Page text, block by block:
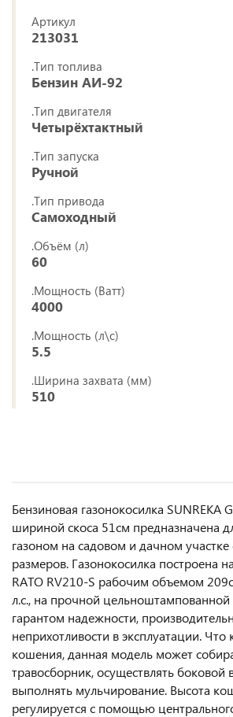
Артикул
213031
.Тип топлива
Бензин АИ-92
.Тип двигателя
Четырёхтактный
.Тип запуска
Ручной
.Тип привода
Самоходный
.Объём (л)
60
.Мощность (Ватт)
4000
.Мощность (л\с)
5.5
.Ширина захвата (мм)
510
Бензиновая газонокосилка SUNREKA
шириной скоса 51см предназначена
газоном на садовом и дачном
размеров. Газонокосилка построена
RATO RV210-S рабочим объемом
л.с., на прочной цельноштампованной
гарантом надежности,
неприхотливости в эксплуатации. Что
кошения, данная модель может
травосборник, осуществлять боковой
выполнять мульчирование. Высота
регулируется с помощью